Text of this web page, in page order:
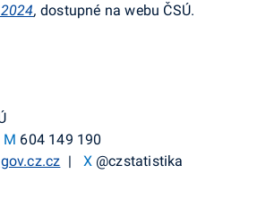
,dostupné na webu ČSÚ.
M 604 149 190
| X @czstatistika